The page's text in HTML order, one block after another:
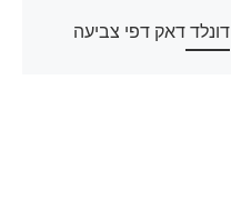
דונלד דאק דפי צביעה